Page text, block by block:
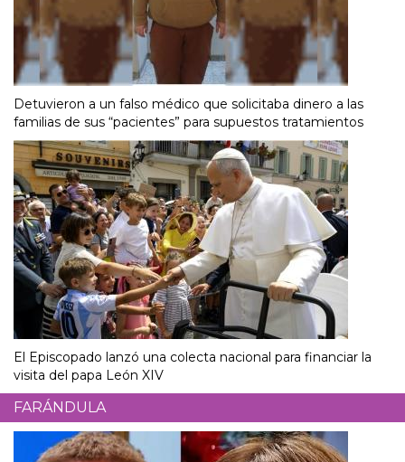
Detuvieron a un falso médico que solicitaba dinero a las
familias de sus “pacientes” para supuestos tratamientos
El Episcopado lanzó una colecta nacional para financiar la
visita del papa León XIV
FARÁNDULA